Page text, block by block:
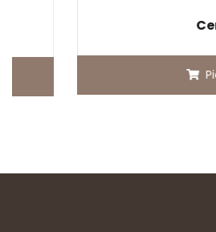
Pievienot